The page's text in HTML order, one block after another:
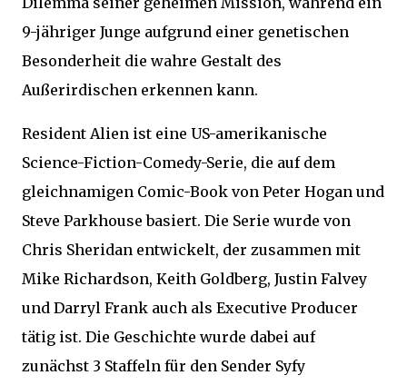
9-jähriger Junge aufgrund einer genetischen
Besonderheit die wahre Gestalt des
Außerirdischen erkennen kann.
Resident Alien ist eine US-amerikanische
Science-Fiction-Comedy-Serie, die auf dem
gleichnamigen Comic-Book von Peter Hogan und
Steve Parkhouse basiert. Die Serie wurde von
Chris Sheridan entwickelt, der zusammen mit
Mike Richardson, Keith Goldberg, Justin Falvey
und Darryl Frank auch als Executive Producer
tätig ist. Die Geschichte wurde dabei auf
zunächst 3 Staffeln für den Sender Syfy